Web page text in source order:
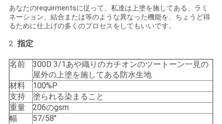
ス
場
合
COMPANY
NEWS
あなたのrequirmentsに従って、私達は上塗を施してある、ラミ
ネーション、結合または等のような異なった機能を、ちょうど得
るために仕上げの多くのプロセスをしてもいいです。
2 . 指定:
名前
300D 3/1あや織りのカチオンのツートーン一見の
屋外の上塗を施してある防水生地
材料
100%P
支持
塗られる染まること
重量
206のgsm
幅
57/58"